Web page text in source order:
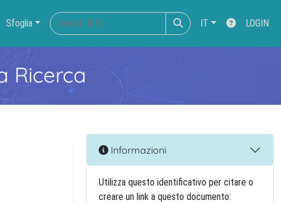
Sfoglia IT LOGIN
Ricerca
Informazioni
Utilizza questo identificativo per citare o
creare un link a questo documento: